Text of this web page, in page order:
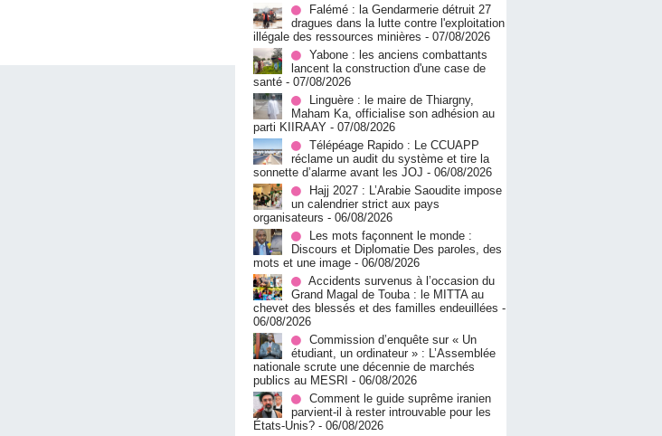
Falémé : la Gendarmerie détruit 27
dragues dans la lutte contre l'exploitation
illégale des ressources minières - 07/08/2026
Yabone : les anciens combattants
lancent la construction d'une case de
santé - 07/08/2026
Linguère : le maire de Thiargny,
Maham Ka, officialise son adhésion au
parti KIIRAAY - 07/08/2026
Télépéage Rapido : Le CCUAPP
réclame un audit du système et tire la
sonnette d’alarme avant les JOJ - 06/08/2026
Hajj 2027 : L’Arabie Saoudite impose
un calendrier strict aux pays
organisateurs - 06/08/2026
Les mots façonnent le monde :
Discours et Diplomatie Des paroles, des
mots et une image - 06/08/2026
Accidents survenus à l’occasion du
Grand Magal de Touba : le MITTA au
chevet des blessés et des familles endeuillées -
06/08/2026
Commission d’enquête sur « Un
étudiant, un ordinateur » : L’Assemblée
nationale scrute une décennie de marchés
publics au MESRI - 06/08/2026
Comment le guide suprême iranien
parvient-il à rester introuvable pour les
États-Unis? - 06/08/2026